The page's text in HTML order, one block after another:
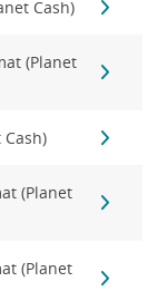
Cash)
(Planet
(Planet
(Planet